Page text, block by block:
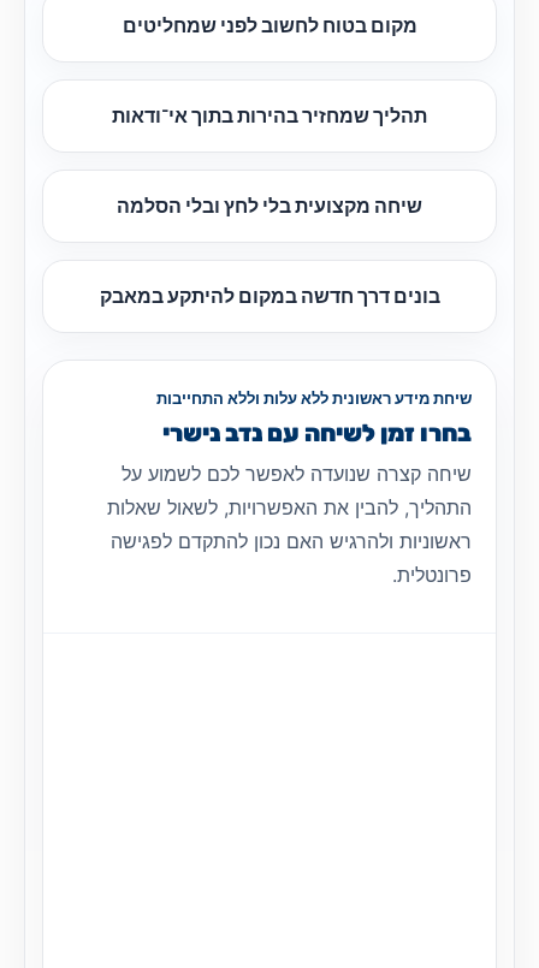
מקום בטוח לחשוב לפני שמחליטים
תהליך שמחזיר בהירות בתוך אי־ודאות
שיחה מקצועית בלי לחץ ובלי הסלמה
בונים דרך חדשה במקום להיתקע במאבק
שיחת מידע ראשונית ללא עלות וללא התחייבות
בחרו זמן לשיחה עם נדב נישרי
שיחה קצרה שנועדה לאפשר לכם לשמוע על
התהליך, להבין את האפשרויות, לשאול שאלות
ראשוניות ולהרגיש האם נכון להתקדם לפגישה
פרונטלית.